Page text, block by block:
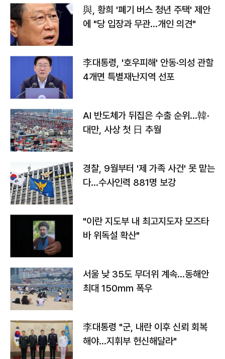
與, 황희 '폐기 버스 청년 주택' 제안
에 "당 입장과 무관…개인 의견"
李대통령, '호우피해' 안동·의성 관할
4개면 특별재난지역 선포
AI 반도체가 뒤집은 수출 순위…韓·
대만, 사상 첫 日 추월
경찰, 9월부터 '제 가족 사건' 못 맡는
다…수사인력 881명 보강
"이란 지도부 내 최고지도자 모즈타
바 위독설 확산"
서울 낮 35도 무더위 계속…동해안
최대 150㎜ 폭우
李대통령 "군, 내란 이후 신뢰 회복
해야…지휘부 헌신해달라"